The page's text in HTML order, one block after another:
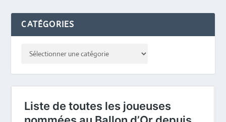
CATÉGORIES